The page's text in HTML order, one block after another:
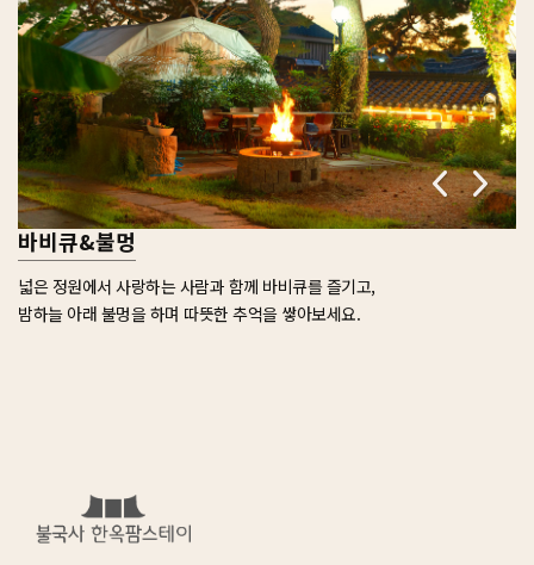
바비큐&불멍
넓은 정원에서 사랑하는 사람과 함께 바비큐를 즐기고,
밤하늘 아래 불멍을 하며 따뜻한 추억을 쌓아보세요.